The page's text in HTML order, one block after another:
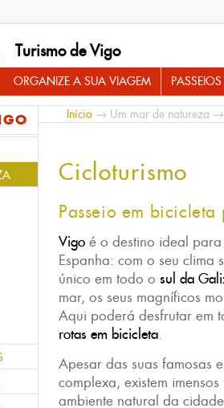
Turismo de Vigo
ORGANIZE A SUA VIAGEM
Início → Um mar de natureza →
Cicloturismo
Passeio em
Vigo é o destino ideal
Espanha: com o seu clima
único em todo o sul da
mar, os seus magníficos
Aqui poderá desfrutar em
rotas em bicicleta.
Apesar das suas famosas
complexa, existem
ambiente natural da